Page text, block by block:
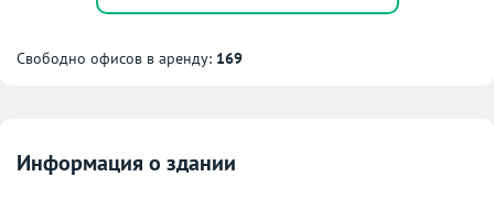
Свободно офисов в аренду: 169
Информация о здании